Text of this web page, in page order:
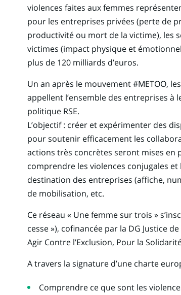
violences faites aux femmes
pour les entreprises privées (perte de
productivité ou mort de la victime), les
victimes (impact physique et
plus de 120 milliards d’euros.
Un an après le mouvement #METOO,
appellent l’ensemble des entreprises
politique RSE.
L’objectif : créer et expérimenter des
pour soutenir efficacement les
actions très concrètes seront mises en
comprendre les violences conjugales
destination des entreprises (affiche,
de mobilisation, etc.
Ce réseau « Une femme sur trois »
cesse »), cofinancée par la DG Justice
Agir Contre l’Exclusion, Pour la
A travers la signature d’une charte
Comprendre ce que sont les